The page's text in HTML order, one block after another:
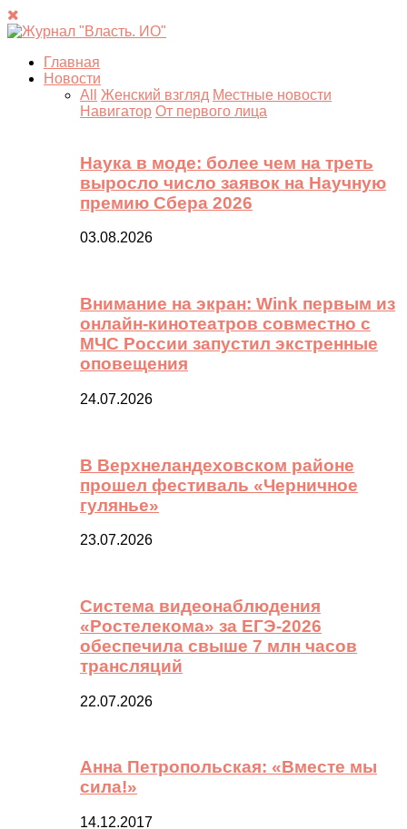
Главная
Новости
All
Женский взгляд Местные новости
Навигатор От первого лица
Наука в моде: более чем на треть
выросло число заявок на Научную
премию Сбера 2026
03.08.2026
Внимание на экран: Wink первым из
онлайн-кинотеатров совместно с
МЧС России запустил экстренные
оповещения
24.07.2026
В Верхнеландеховском районе
прошел фестиваль «Черничное
гулянье»
23.07.2026
Система видеонаблюдения
«Ростелекома» за ЕГЭ-2026
обеспечила свыше 7 млн часов
трансляций
22.07.2026
Анна Петропольская: «Вместе мы
сила!»
14.12.2017